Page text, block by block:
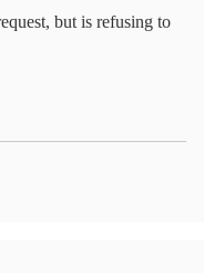
but is refusing to